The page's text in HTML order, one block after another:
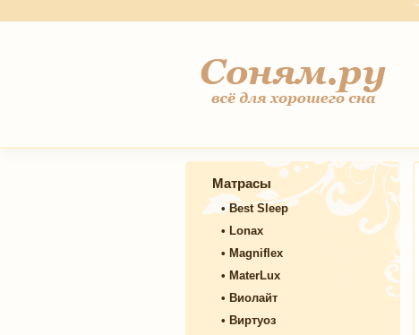
Матрасы
•Best Sleep
• Lonax
• Magniflex
• MaterLux
• Виолайт
• Виртуоз